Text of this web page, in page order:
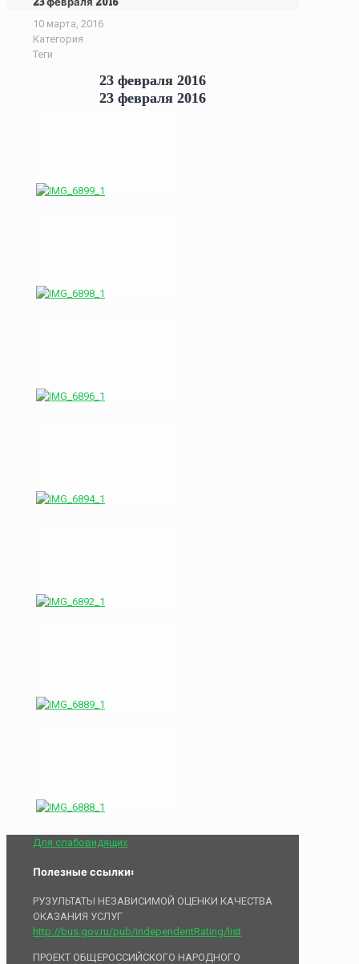
10 марта, 2016
Категория
Теги
23 февраля 2016
23 февраля 2016
Для слабовидящих
Полезные ссылки:
РУЗУЛЬТАТЫ НЕЗАВИСИМОЙ ОЦЕНКИ КАЧЕСТВА
ОКАЗАНИЯ УСЛУГ
http://bus.gov.ru/pub/independentRating/list
ПРОЕКТ ОБЩЕРОССИЙСКОГО НАРОДНОГО